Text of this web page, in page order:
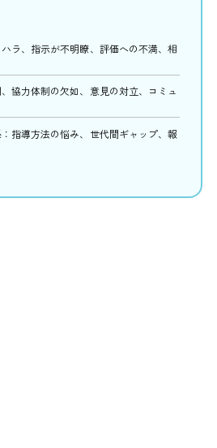
ラ、指示が不明瞭、評価への不満、相
協力体制の欠如、意見の対立、コミュ
指導方法の悩み、世代間ギャップ、報